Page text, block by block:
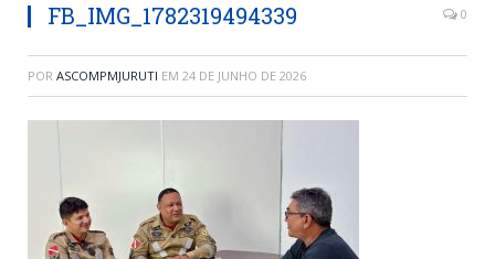
FB_IMG_1782319494339 0
POR ASCOMPMJURUTI EM 24 DE JUNHO DE 2026